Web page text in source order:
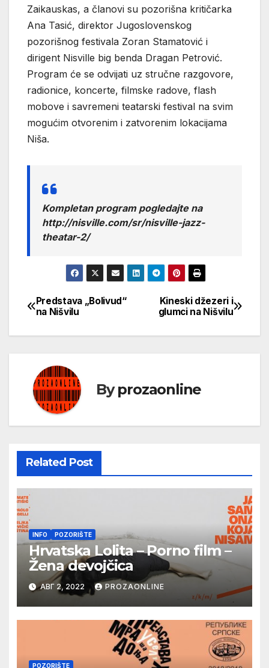
Zaikauskas, a članovi su pozorišna kritičarka
Ana Tasić, direktor Jugoslovenskog
pozorišnog festivala Zoran Stamatović i
dirigent Nisville big benda Dragan Petrović.
Program će se odvijati uz stručne razgovore,
radionice, koncerte, filmske radove, flash
mobove i savremeni teatarski festival na svim
mogućim otvorenim i zatvorenim lokacijama
Niša.
Kompletan program pogledajte na
http://nisville.com/sr/nisville-jazz-
theatar-2/
Кретање
чланка
Kineski džezeri i
glumci na Nišvilu
Predstava „Bolivud“
na Nišvilu
Byprozaonline
Related Post
INFO POZORIŠTE
Hrvatska Lolita – Porno film –
Žena devojčica
АВГ 2, 2022 PROZAONLINE
POZORIŠTE